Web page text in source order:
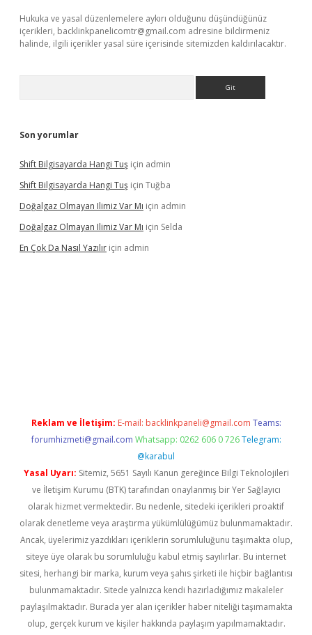
Hukuka ve yasal düzenlemelere aykırı olduğunu düşündüğünüz
içerikleri, backlinkpanelicomtr@gmail.com adresine bildirmeniz
halinde, ilgili içerikler yasal süre içerisinde sitemizden kaldırılacaktır.
Son yorumlar
Shift Bilgisayarda Hangi Tuş için admin
Shift Bilgisayarda Hangi Tuş için Tuğba
Doğalgaz Olmayan Ilimiz Var Mı için admin
Doğalgaz Olmayan Ilimiz Var Mı için Selda
En Çok Da Nasıl Yazılır için admin
Reklam ve İletişim: E-mail: backlinkpaneli@gmail.com Teams:
forumhizmeti@gmail.com Whatsapp: 0262 606 0 726 Telegram:
@karabul
Yasal Uyarı: Sitemiz, 5651 Sayılı Kanun gereğince Bilgi Teknolojileri
ve İletişim Kurumu (BTK) tarafından onaylanmış bir Yer Sağlayıcı
olarak hizmet vermektedir. Bu nedenle, sitedeki içerikleri proaktif
olarak denetleme veya araştırma yükümlülüğümüz bulunmamaktadır.
Ancak, üyelerimiz yazdıkları içeriklerin sorumluluğunu taşımakta olup,
siteye üye olarak bu sorumluluğu kabul etmiş sayılırlar. Bu internet
sitesi, herhangi bir marka, kurum veya şahıs şirketi ile hiçbir bağlantısı
bulunmamaktadır. Sitede yalnızca kendi hazırladığımız makaleler
paylaşılmaktadır. Burada yer alan içerikler haber niteliği taşımamakta
olup, gerçek kurum ve kişiler hakkında paylaşım yapılmamaktadır.